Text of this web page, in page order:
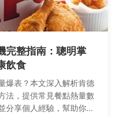
完整指南：聰明掌
飲食
爆表？本文深入解析肯德
法，提供常見餐點熱量數
分享個人經驗，幫助你享